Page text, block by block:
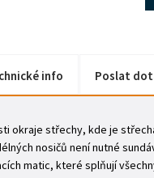
info Poslat
okraje střechy, kde je
nosičů není nutné
matic, které splňují